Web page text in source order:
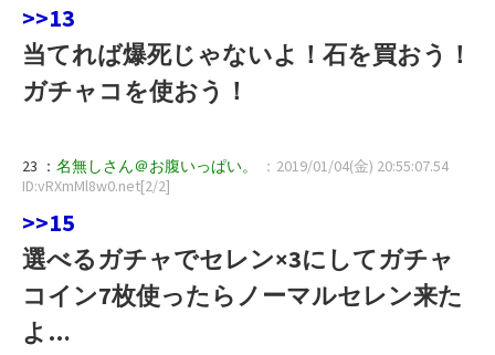
>>13
当てれば爆死じゃないよ！石を買おう！
ガチャコを使おう！
23 ： 名無しさん＠お腹いっぱい。
：2019/01/04(金) 20:55:07.54
ID:vRXmMl8w0.net[2/2]
>>15
選べるガチャでセレン×3にしてガチャ
コイン7枚使ったらノーマルセレン来た
よ…